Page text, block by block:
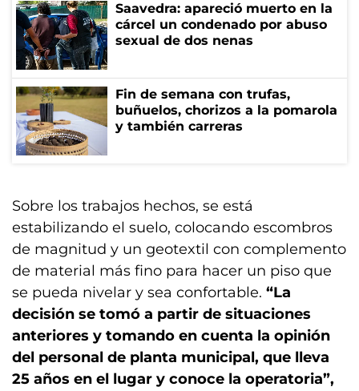
Saavedra: apareció muerto en la
cárcel un condenado por abuso
sexual de dos nenas
Fin de semana con trufas,
buñuelos, chorizos a la pomarola
y también carreras
Sobre los trabajos hechos, se está
estabilizando el suelo, colocando escombros
de magnitud y un geotextil con complemento
de material más fino para hacer un piso que
se pueda nivelar y sea confortable. “La
decisión se tomó a partir de situaciones
anteriores y tomando en cuenta la opinión
del personal de planta municipal, que lleva
25 años en el lugar y conoce la operatoria”,